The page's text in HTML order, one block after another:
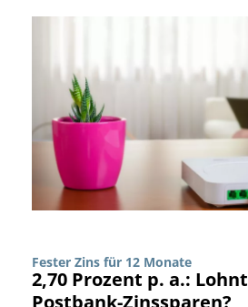
Fester Zins für 12 Monate
2,70 Prozent p. a.:
Postbank-Zinssparen?